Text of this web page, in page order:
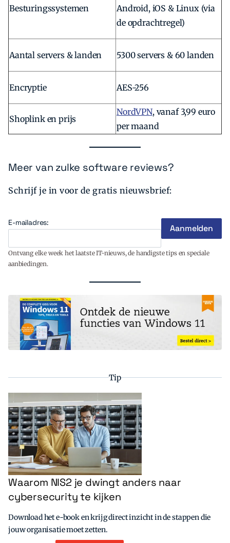
Besturingssystemen
Android, iOS & Linux (via
de opdrachtregel)
Aantal servers & landen 5300 servers & 60 landen
Encryptie AES-256
Shoplink en prijs
NordVPN, vanaf 3,99 euro
per maand
Meer van zulke software reviews?
Schrijf je in voor de gratis nieuwsbrief:
E-mailadres:
Ontvang elke week het laatste IT-nieuws, de handigste tips en speciale
aanbiedingen.
Tip
Waarom NIS2 je dwingt anders naar
cybersecurity te kijken
Download het e-book en krijg direct inzicht in de stappen die
jouw organisatie moet zetten.